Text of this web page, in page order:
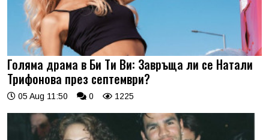
Голяма драма в Би Ти Ви: Завръща ли се Натали
Трифонова през септември?
05 Aug 11:50 0 1225